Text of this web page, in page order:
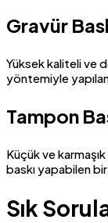
Gravür
Yüksek kaliteli ve
yöntemiyle yapılan
Tampon
Küçük ve
baskı yapabilen
Sık